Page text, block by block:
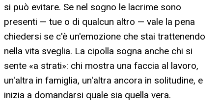
si può evitare. Se nel sogno le lacrime sono
presenti — tue o di qualcun altro — vale la pena
chiedersi se c'è un'emozione che stai trattenendo
nella vita sveglia. La cipolla sogna anche chi si
sente «a strati»: chi mostra una faccia al lavoro,
un'altra in famiglia, un'altra ancora in solitudine, e
inizia a domandarsi quale sia quella vera.